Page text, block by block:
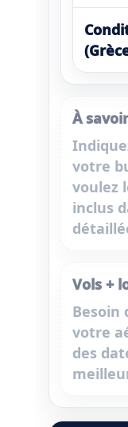
À savoir
votre
voulez
inclus
Vols +
Besoin
votre
des